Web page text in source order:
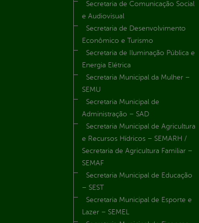
Secretaria de Comunicação Social
e Audiovisual
Secretaria de Desenvolvimento
Econômico e Turismo
Secretaria de Iluminação Pública e
Energia Elétrica
Secretaria Municipal da Mulher –
SEMU
Secretaria Municipal de
Administração – SAD
Secretaria Municipal de Agricultura
e Recursos Hídricos – SEMARH /
Secretaria de Agricultura Familiar –
SEMAF
Secretaria Municipal de Educação
– SEST
Secretaria Municipal de Esporte e
Lazer – SEMEL